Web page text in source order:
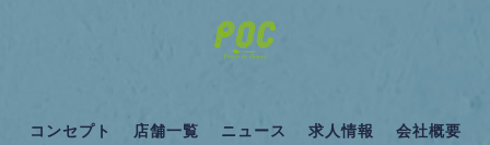
コンセプト 店舗一覧 ニュース 求人情報 会社概要